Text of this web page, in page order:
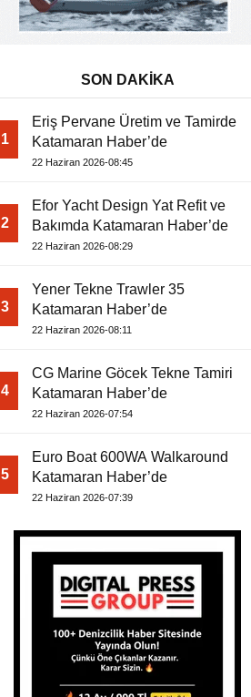
SON DAKİKA
1
Eriş Pervane Üretim ve Tamirde
Katamaran Haber’de
22 Haziran 2026-08:45
2
Efor Yacht Design Yat Refit ve
Bakımda Katamaran Haber’de
22 Haziran 2026-08:29
3
Yener Tekne Trawler 35
Katamaran Haber’de
22 Haziran 2026-08:11
4
CG Marine Göcek Tekne Tamiri
Katamaran Haber’de
22 Haziran 2026-07:54
5
Euro Boat 600WA Walkaround
Katamaran Haber’de
22 Haziran 2026-07:39